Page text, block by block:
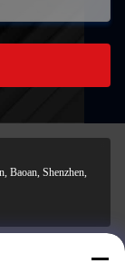
Baoan, Shenzhen,